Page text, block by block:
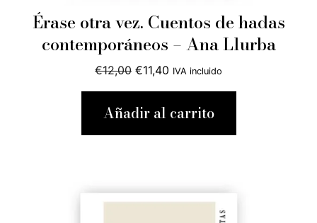
Érase otra vez. Cuentos de hadas
contemporáneos – Ana Llurba
€12,00 El
precio
original
€11,40 El
precio
actual
IVA incluido
Añadir al carrito